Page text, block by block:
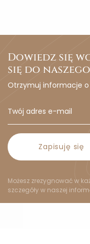
Dowiedz się
się do
Otrzymuj informacje
Zapisuję się
Możesz zrezygnować w
szczegóły w naszej